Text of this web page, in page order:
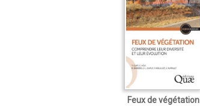
Feux de végétation